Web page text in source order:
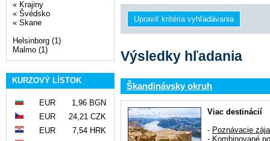
« Krajiny
« Švédsko
« Skane
Helsinborg (1)
Malmo (1)
KURZOVÝ LÍSTOK
EUR
1,96 BGN
EUR
24,21 CZK
EUR
7,54 HRK
Výsledky hľadania
Škandinávsky okruh
Viac destinácií
- Poznávacie
- Kombinované